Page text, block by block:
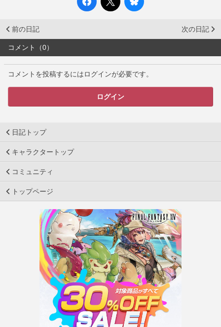
前の日記 次の日記
コメント（0）
コメントを投稿するにはログインが必要です。
ログイン
日記トップ
キャラクタートップ
コミュニティ
トップページ